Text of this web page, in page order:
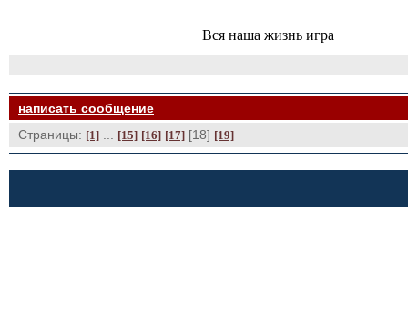
Вся наша жизнь игра
написать сообщение
Страницы: [1] [15] [16] [17] [18] [19]